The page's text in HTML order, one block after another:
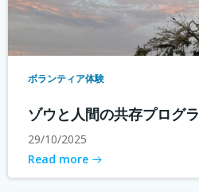
ボランティア体験
ゾウと人間の共存プログ
29/10/2025
Read more